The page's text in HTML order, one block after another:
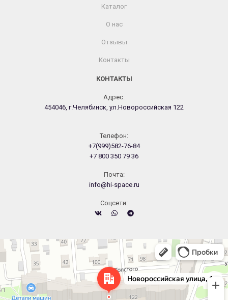
Каталог
О нас
Отзывы
Контакты
КОНТАКТЫ
Адрес:
454046, г.Челябинск, ул.Новороссийская 122
Телефон:
+7(999)582-76-84
+7 800 350 79 36
Почта:
info@hi-space.ru
Cоцсети:
Челябинск
Новороссийская улица, 122 — Яндекс.Карты